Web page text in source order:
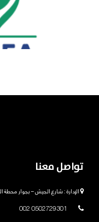
تواصل معنا
الإدارة : شارع الجيش – بجوار